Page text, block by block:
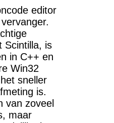
editor
Scintilla, is
in C++ en
Win32
sneller
is.
van zoveel
maar